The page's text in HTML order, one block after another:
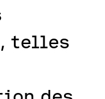
telles